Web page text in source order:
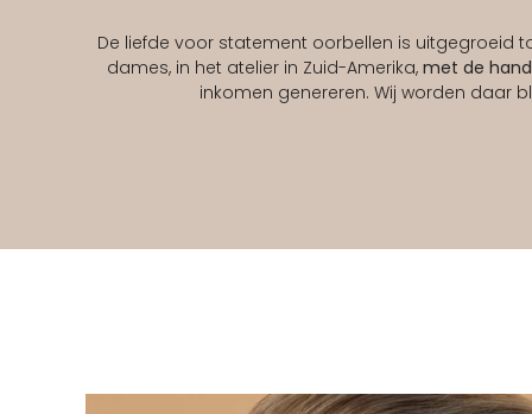
De liefde voor statement oorbellen is uitgegroeid
dames, in het atelier in Zuid-Amerika, met de
inkomen genereren. Wij worden daar